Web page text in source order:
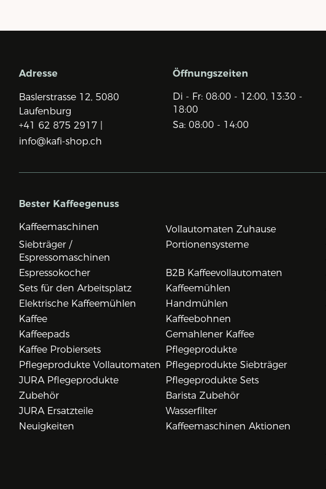
Adresse
Baslerstrasse 12, 5080
Laufenburg
+41 62 875 2917 |
info@kafi-shop.ch
Öffnungszeiten
Di - Fr: 08:00 - 12:00, 13:30 -
18:00
Sa: 08:00 - 14:00
Bester Kaffeegenuss
Kaffeemaschinen
Vollautomaten Zuhause
Siebträger /
Espressomaschinen
Portionensysteme
Espressokocher
B2B Kaffeevollautomaten
Sets für den Arbeitsplatz
Kaffeemühlen
Elektrische Kaffeemühlen
Handmühlen
Kaffee
Kaffeebohnen
Kaffeepads
Gemahlener Kaffee
Kaffee Probiersets
Pflegeprodukte
Pflegeprodukte Vollautomaten Pflegeprodukte Siebträger
JURA Pflegeprodukte
Pflegeprodukte Sets
Zubehör
Barista Zubehör
JURA Ersatzteile
Wasserfilter
Neuigkeiten
Kaffeemaschinen Aktionen